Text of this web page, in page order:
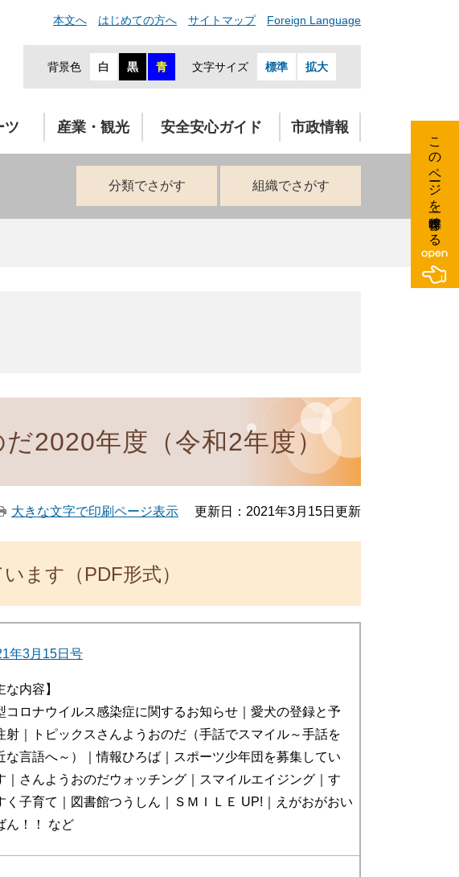
本文へ はじめての方へ サイトマップ Foreign Language
背景色 白 黒 青 文字サイズ 標準 拡大
ツ 産業・観光 安全安心ガイド 市政情報
分類でさがす 組織でさがす
2020年度（令和2年度）
大きな文字で印刷ページ表示 更新日：2021年3月15日更新
ます（PDF形式）
年3月15日号
な内容】
コロナウイルス感染症に関するお知らせ｜愛犬の登録と予
射｜トピックスさんようおのだ（手話でスマイル～手話を
な言語へ～）｜情報ひろば｜スポーツ少年団を募集してい
｜さんようおのだウォッチング｜スマイルエイジング｜す
く子育て｜図書館つうしん｜ＳＭＩＬＥ UP!｜えがおがおい
ん！！ など
このページを一時保存する